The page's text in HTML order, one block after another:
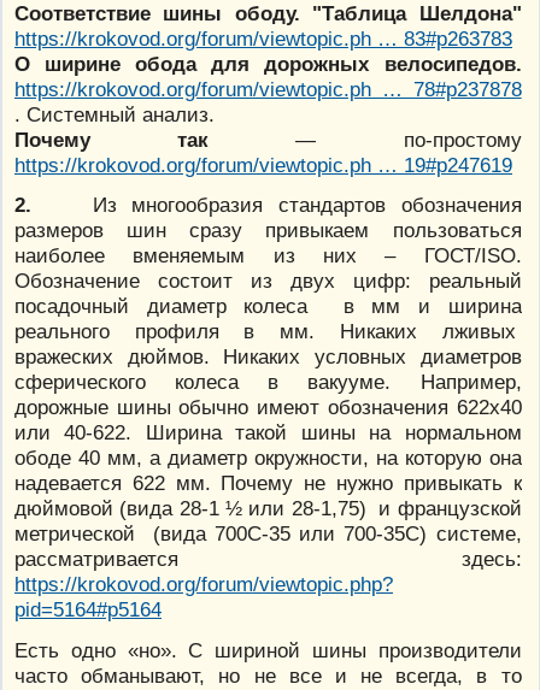
Соответствие шины ободу. "Таблица Шелдона"
https://krokovod.org/forum/viewtopic.ph … 83#p263783
О ширине обода для дорожных велосипедов.
https://krokovod.org/forum/viewtopic.ph … 78#p237878
. Системный анализ.
Почему так — по-простому
https://krokovod.org/forum/viewtopic.ph … 19#p247619
2. Из многообразия стандартов обозначения
размеров шин сразу привыкаем пользоваться
наиболее вменяемым из них – ГОСТ/ISO.
Обозначение состоит из двух цифр: реальный
посадочный диаметр колеса в мм и ширина
реального профиля в мм. Никаких лживых
вражеских дюймов. Никаких условных диаметров
сферического колеса в вакууме. Например,
дорожные шины обычно имеют обозначения 622х40
или 40-622. Ширина такой шины на нормальном
ободе 40 мм, а диаметр окружности, на которую она
надевается 622 мм. Почему не нужно привыкать к
дюймовой (вида 28-1 ½ или 28-1,75) и французской
метрической (вида 700С-35 или 700-35С) системе,
рассматривается здесь:
https://krokovod.org/forum/viewtopic.php?
pid=5164#p5164
Есть одно «но». С шириной шины производители
часто обманывают, но не все и не всегда, в то